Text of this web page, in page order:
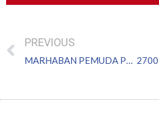
Prev
PREVIOUS
MARHABAN PEMUDA PERJIRANAN 9 BERSAMA KOMUNITI PENDUDUK